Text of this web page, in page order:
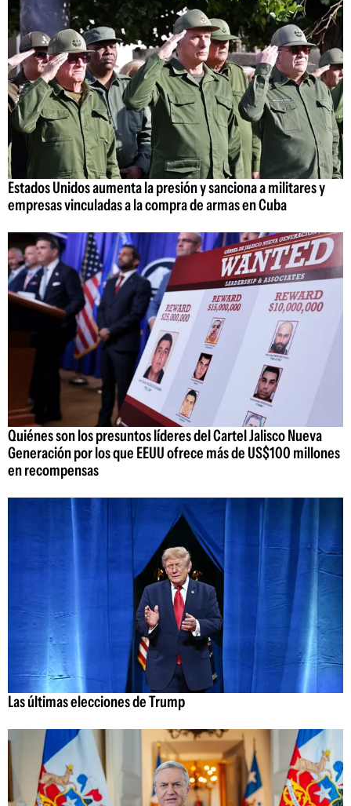
Estados Unidos aumenta la presión y sanciona a militares y
empresas vinculadas a la compra de armas en Cuba
Quiénes son los presuntos líderes del Cartel Jalisco Nueva
Generación por los que EEUU ofrece más de US$100 millones
en recompensas
Las últimas elecciones de Trump